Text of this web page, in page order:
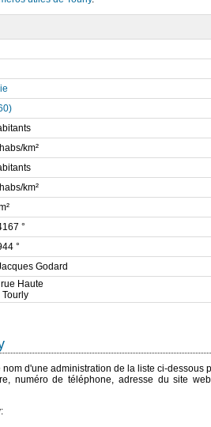
km²
km²
°
°
Godard
Haute
d'une administration de la liste ci-dessous
numéro de téléphone, adresse du site